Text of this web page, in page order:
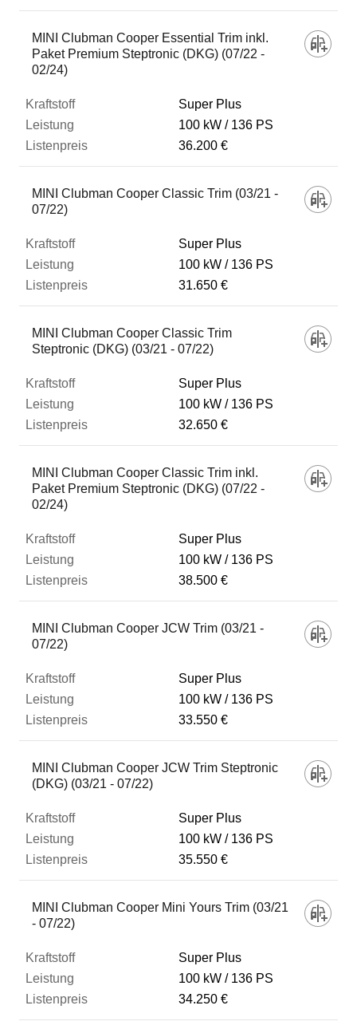
MINI Clubman Cooper Essential Trim inkl.
Paket Premium Steptronic (DKG) (07/22 -
02/24)
Super Plus
100 kW
136 PS
36.200 €
MINI Clubman Cooper Classic Trim (03/21 -
07/22)
Super Plus
100 kW
136 PS
31.650 €
MINI Clubman Cooper Classic Trim
Steptronic (DKG) (03/21 - 07/22)
Super Plus
100 kW
136 PS
32.650 €
MINI Clubman Cooper Classic Trim inkl.
Paket Premium Steptronic (DKG) (07/22 -
02/24)
Super Plus
100 kW
136 PS
38.500 €
MINI Clubman Cooper JCW Trim (03/21 -
07/22)
Super Plus
100 kW
136 PS
33.550 €
MINI Clubman Cooper JCW Trim Steptronic
(DKG) (03/21 - 07/22)
Super Plus
100 kW
136 PS
35.550 €
MINI Clubman Cooper Mini Yours Trim (03/21
- 07/22)
Super Plus
100 kW
136 PS
34.250 €